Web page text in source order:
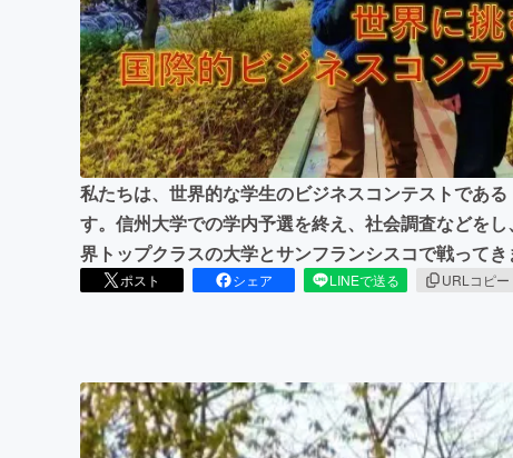
まちづくり・地域活性化
私たちは、世界的な学生のビジネスコンテストであ
す。信州大学での学内予選を終え、社会調査などを
界トップクラスの大学とサンフランシスコで戦ってき
ポスト シェア LINEで送る URLコピー